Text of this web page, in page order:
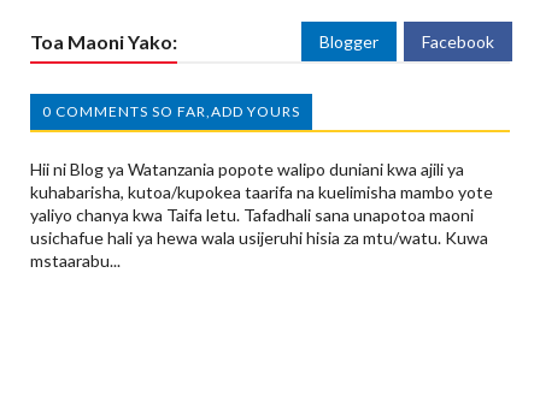
Toa Maoni Yako: Blogger Facebook
0 COMMENTS SO FAR,ADD YOURS
Hii ni Blog ya Watanzania popote walipo duniani kwa ajili ya
kuhabarisha, kutoa/kupokea taarifa na kuelimisha mambo yote
yaliyo chanya kwa Taifa letu. Tafadhali sana unapotoa maoni
usichafue hali ya hewa wala usijeruhi hisia za mtu/watu. Kuwa
mstaarabu...